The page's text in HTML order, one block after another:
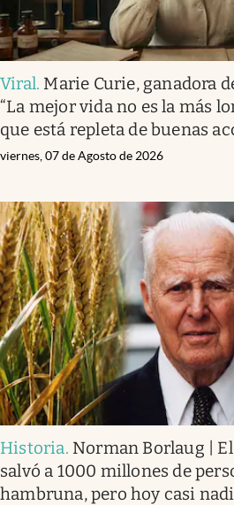
Viral. Marie Curie, ganadora
“La mejor vida no es la más
que está repleta de buenas
viernes, 07 de Agosto de 2026
Historia. Norman Borlaug |
salvó a 1000 millones de
hambruna, pero hoy casi